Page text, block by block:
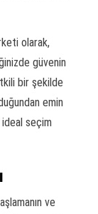
olarak,
güvenin
bir şekilde
emin
ideal seçim
ve